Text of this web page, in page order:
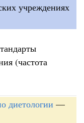
учреждениях
(частота
диетологии —